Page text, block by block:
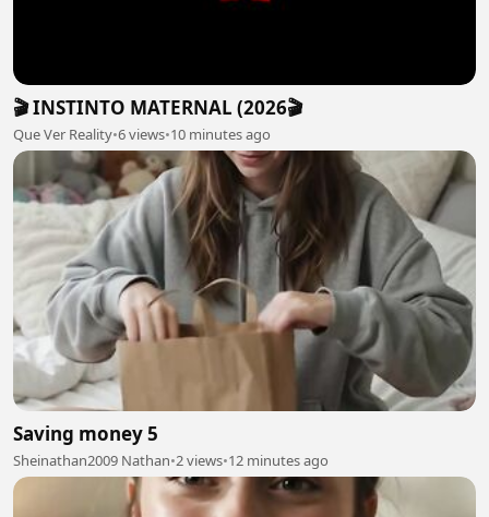
🎬 INSTINTO MATERNAL (2026🎬
Que Ver Reality•6 views•10 minutes ago
Saving money 5
Sheinathan2009 Nathan•2 views•12 minutes ago